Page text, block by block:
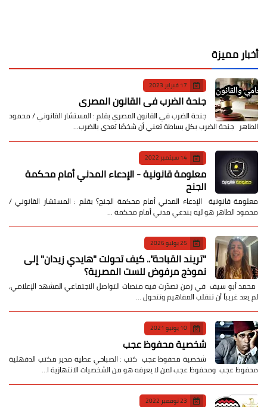
أخبار مميزة
17 فبراير 2023
جنحة الضرب في القانون المصري
جنحة الضرب في القانون المصري بقلم : المستشار القانوني / محمود
الطاهر جنحة الضرب بكل بساطة تعني أن شخصًا تعدى بالضرب…
14 سبتمبر 2022
معلومة قانونية - الإدعاء المدني أمام محكمة
الجنح
معلومة قانونية الإدعاء المدني أمام محكمة الجنح؟ بقلم : المستشار القانوني /
محمود الطاهر هو ليه بندعي مدني أمام محكمة …
25 يوليو 2026
​"تريند القباحة".. كيف تحولت "هايدي زيدان" إلى
نموذج مرفوض للست المصرية؟
​ محمد أبو سيف ​في زمن تصدّرت فيه منصات التواصل الاجتماعي المشهد الإعلامي،
لم يعد غريباً أن تنقلب المفاهيم وتتحول …
10 يونيو 2021
شخصية محفوظ عجب
شخصية محفوظ عجب كتب : الصباحي عطية مدير مكتب الدقهلية
محفوظ عجب ومحفوظ عجب لمن لا يعرفه هو من الشخصيات الانتهازية ا…
23 نوفمبر 2022